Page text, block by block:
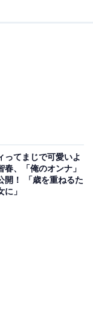
ってまじで可愛いよ
春、「俺のオンナ」
開！ 「歳を重ねるた
に」